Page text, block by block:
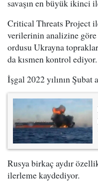
savaşın en büyük ikinci
Critical Threats Project
verilerinin analizine göre
ordusu Ukrayna
da kısmen kontrol ediyor.
İşgal 2022 yılının Şubat
Rusya birkaç aydır
ilerleme kaydediyor.